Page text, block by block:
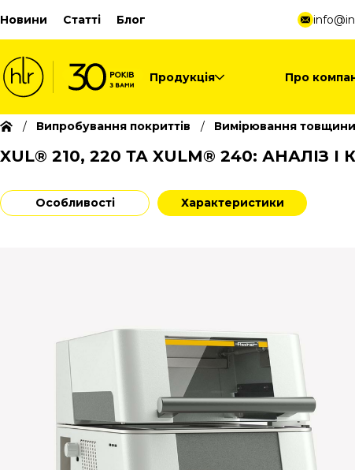
Новини Статті Блог
Продукція Про
Випробування покриттів Вимірювання товщини
XUL® 210, 220 ТА XULM® 240: АНАЛІЗ
Особливості Характеристики